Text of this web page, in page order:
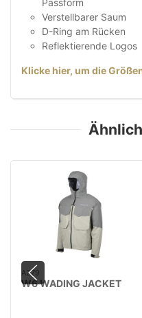
Passform
Verstellbarer Saum
D-Ring am Rücken
Reflektierende Logos
Klicke hier, um die
A279
W6 WADING JACKET